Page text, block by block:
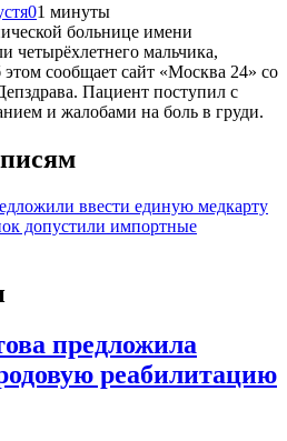
01 минуты
больнице имени
четырёхлетнего мальчика,
сообщает сайт «Москва 24» со
Пациент поступил с
и жалобами на боль в груди.
ввести единую медкарту
допустили импортные
предложила
реабилитацию